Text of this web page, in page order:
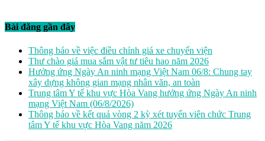
Bài đăng gần đây
Thông báo về việc điều chỉnh giá xe chuyển viện
Thư chào giá mua sắm vật tư tiêu hao năm 2026
Hưởng ứng Ngày An ninh mạng Việt Nam 06/8: Chung tay
xây dựng không gian mạng nhân văn, an toàn
Trung tâm Y tế khu vực Hòa Vang hưởng ứng Ngày An ninh
mạng Việt Nam (06/8/2026)
Thông báo về kết quả vòng 2 kỳ xét tuyển viên chức Trung
tâm Y tế khu vực Hòa Vang năm 2026